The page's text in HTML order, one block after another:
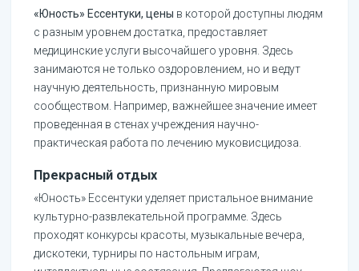
«Юность» Ессентуки, цены в которой доступны людям
с разным уровнем достатка, предоставляет
медицинские услуги высочайшего уровня. Здесь
занимаются не только оздоровлением, но и ведут
научную деятельность, признанную мировым
сообществом. Например, важнейшее значение имеет
проведенная в стенах учреждения научно-
практическая работа по лечению муковисцидоза.
Прекрасный отдых
«Юность» Ессентуки уделяет пристальное внимание
культурно-развлекательной программе. Здесь
проходят конкурсы красоты, музыкальные вечера,
дискотеки, турниры по настольным играм,